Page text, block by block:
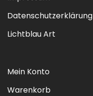
Datenschutzerklärung
Lichtblau Art
Mein Konto
Warenkorb